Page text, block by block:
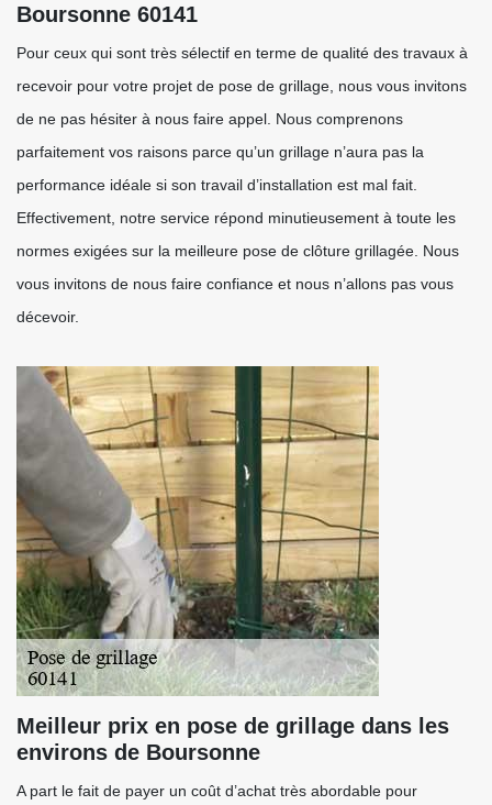
Boursonne 60141
Pour ceux qui sont très sélectif en terme de qualité des travaux à
recevoir pour votre projet de pose de grillage, nous vous invitons
de ne pas hésiter à nous faire appel. Nous comprenons
parfaitement vos raisons parce qu’un grillage n’aura pas la
performance idéale si son travail d’installation est mal fait.
Effectivement, notre service répond minutieusement à toute les
normes exigées sur la meilleure pose de clôture grillagée. Nous
vous invitons de nous faire confiance et nous n’allons pas vous
décevoir.
Meilleur prix en pose de grillage dans les
environs de Boursonne
A part le fait de payer un coût d’achat très abordable pour